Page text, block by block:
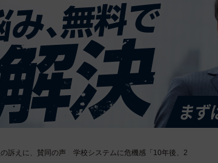
の訴えに、賛同の声 学校システムに危機感「10年後、2